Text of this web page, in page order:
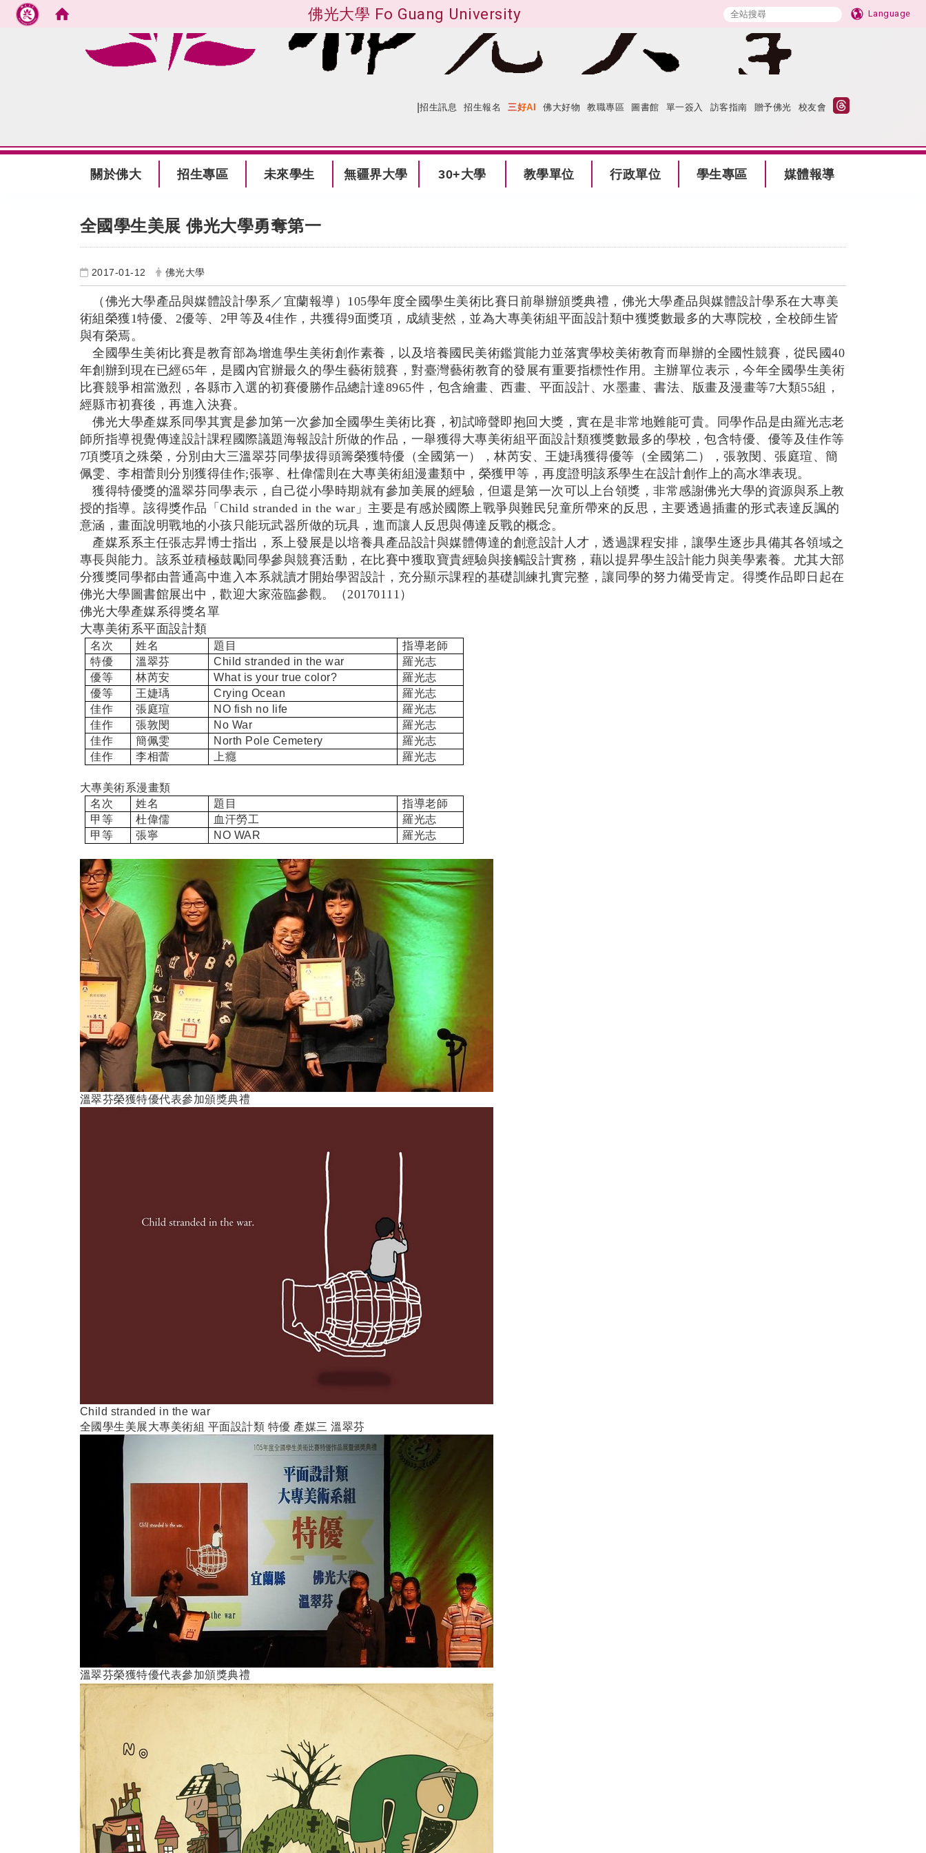
佛光大學 Fo Guang University Language
跳到主要內容
|招生訊息 招生報名 三好AI 佛大好物 教職專區 圖書館 單一簽入 訪客指南 贈予佛光 校友會
關於佛大 招生專區 未來學生 無疆界大學 30+大學 教學單位 行政單位 學生專區 媒體報導
全國學生美展 佛光大學勇奪第一
2017-01-12 佛光大學
（佛光大學產品與媒體設計學系／宜蘭報導） 105學年度全國學生美術比賽日前舉辦頒獎典禮，佛光大學產品與媒體設計學系在大專美
術組榮獲1特優、 2優等、 2甲等及 4佳作，共獲得9面獎項，成績斐然，並為大專美術組平面設計類中獲獎數最多的大專院校，全校師生皆
與有榮焉。
全國學生美術比賽是教育部為增進學生美術創作素養，以及培養國民美術鑑賞能力並落實學校美術教育而舉辦的全國性競賽，從民國40
年創辦到現在已經65年，是國內官辦最久的學生藝術競賽，對臺灣藝術教育的發展有重要指標性作用。主辦單位表示，今年全國學生美術
比賽競爭相當激烈，各縣市入選的初賽優勝作品總計達8965件，包含繪畫、西畫、平面設計、水墨畫、書法、版畫及漫畫等7大類55組，
經縣市初賽後，再進入決賽。
佛光大學產媒系同學其實是參加第一次參加全國學生美術比賽，初試啼聲即抱回大獎，實在是非常地難能可貴。同學作品是由羅光志老
師所指導視覺傳達設計課程國際議題海報設計所做的作品，一舉獲得大專美術組平面設計類獲獎數最多的學校，包含特優、優等及佳作等
7項獎項之殊榮，分別由大三溫翠芬同學拔得頭籌榮獲特優（全國第一），林芮安、王婕瑀獲得優等（全國第二），張敦閔、張庭瑄、簡
佩雯、李相蕾則分別獲得佳作;張寧、杜偉儒則在大專美術組漫畫類中，榮獲甲等，再度證明該系學生在設計創作上的高水準表現。
獲得特優獎的溫翠芬同學表示，自己從小學時期就有參加美展的經驗，但還是第一次可以上台領獎，非常感謝佛光大學的資源與系上教
授的指導。該得獎作品「Child stranded in the war 」主要是有感於國際上戰爭與難民兒童所帶來的反思，主要透過插畫的形式表達反諷的
意涵，畫面說明戰地的小孩只能玩武器所做的玩具，進而讓人反思與傳達反戰的概念。
產媒系系主任張志昇博士指出，系上發展是以培養具產品設計與媒體傳達的創意設計人才，透過課程安排，讓學生逐步具備其各領域之
專長與能力。該系並積極鼓勵同學參與競賽活動，在比賽中獲取寶貴經驗與接觸設計實務，藉以提昇學生設計能力與美學素養。尤其大部
分獲獎同學都由普通高中進入本系就讀才開始學習設計，充分顯示課程的基礎訓練扎實完整，讓同學的努力備受肯定。得獎作品即日起在
佛光大學圖書館展出中，歡迎大家蒞臨參觀。（ 20170111 ）
佛光大學產媒系得獎名單
大專美術系平面設計類
名次 姓名 題目
指導老師
特優
溫翠芬 Child stranded in the war
羅光志
優等
林芮安 What is your true color?
羅光志
優等
王婕瑀 Crying Ocean
羅光志
佳作
張庭瑄 NO fish no life
羅光志
佳作
張敦閔 No War
羅光志
佳作
簡佩雯 North Pole Cemetery
羅光志
佳作
李相蕾 上癮 羅光志
大專美術系漫畫類
名次
姓名 題目
指導老師
甲等
杜偉儒 血汗勞工
羅光志
甲等
張寧 NO WAR 羅光志
溫翠芬榮獲特優代表參加頒獎典禮
Child stranded in the war
全國學生美展大專美術組 平面設計類 特優 產媒三 溫翠芬
溫翠芬榮獲特優代表參加頒獎典禮